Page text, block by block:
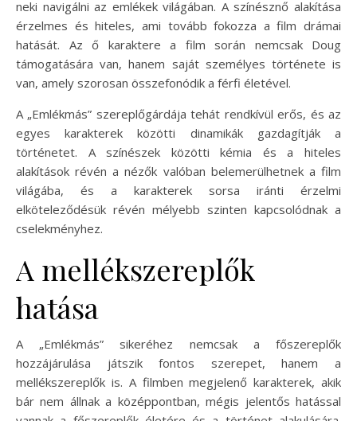
neki navigálni az emlékek világában. A színésznő alakítása
érzelmes és hiteles, ami tovább fokozza a film drámai
hatását. Az ő karaktere a film során nemcsak Doug
támogatására van, hanem saját személyes története is
van, amely szorosan összefonódik a férfi életével.
A „Emlékmás” szereplőgárdája tehát rendkívül erős, és az
egyes karakterek közötti dinamikák gazdagítják a
történetet. A színészek közötti kémia és a hiteles
alakítások révén a nézők valóban belemerülhetnek a film
világába, és a karakterek sorsa iránti érzelmi
elköteleződésük révén mélyebb szinten kapcsolódnak a
cselekményhez.
A mellékszereplők
hatása
A „Emlékmás” sikeréhez nemcsak a főszereplők
hozzájárulása játszik fontos szerepet, hanem a
mellékszereplők is. A filmben megjelenő karakterek, akik
bár nem állnak a középpontban, mégis jelentős hatással